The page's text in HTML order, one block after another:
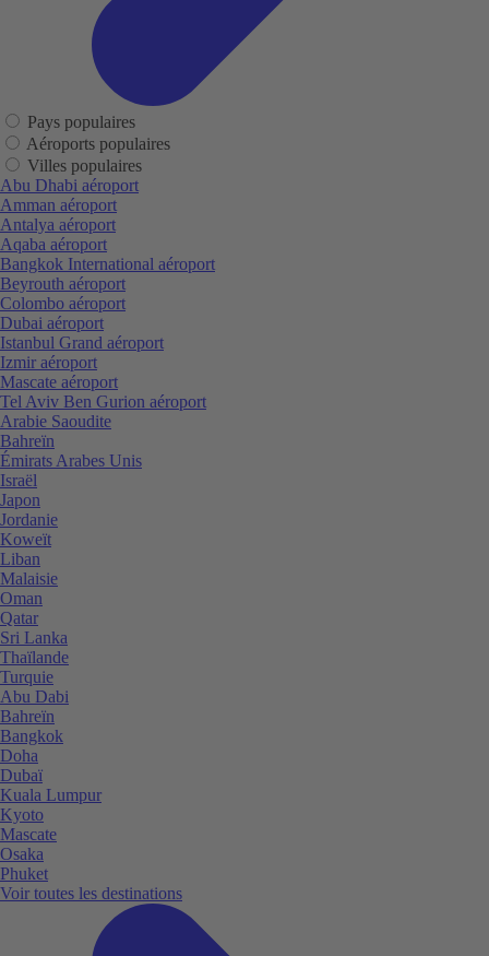
Pays populaires
Aéroports populaires
Villes populaires
Abu Dhabi aéroport
Amman aéroport
Antalya aéroport
Aqaba aéroport
Bangkok International aéroport
Beyrouth aéroport
Colombo aéroport
Dubai aéroport
Istanbul Grand aéroport
Izmir aéroport
Mascate aéroport
Tel Aviv Ben Gurion aéroport
Arabie Saoudite
Bahreïn
Émirats Arabes Unis
Israël
Japon
Jordanie
Koweït
Liban
Malaisie
Oman
Qatar
Sri Lanka
Thaïlande
Turquie
Abu Dabi
Bahreïn
Bangkok
Doha
Dubaï
Kuala Lumpur
Kyoto
Mascate
Osaka
Phuket
Voir toutes les destinations